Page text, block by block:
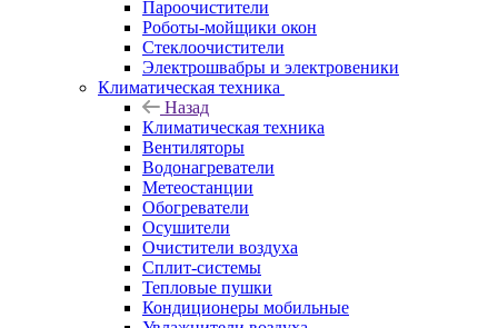
Пароочистители
Роботы-мойщики окон
Стеклоочистители
Электрошвабры и электровеники
Климатическая техника
Назад
Климатическая техника
Вентиляторы
Водонагреватели
Метеостанции
Обогреватели
Осушители
Очистители воздуха
Сплит-системы
Тепловые пушки
Кондиционеры мобильные